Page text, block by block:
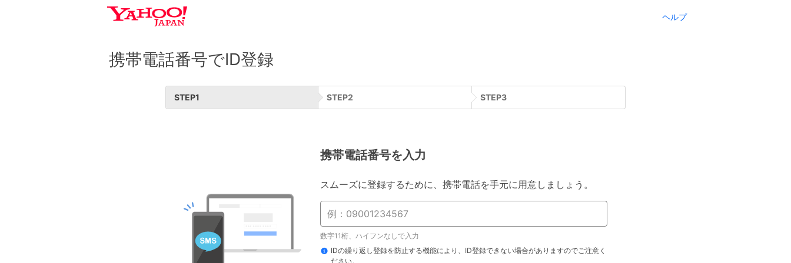
ヘルプ
携帯電話番号でID登録
STEP1 STEP2 STEP3
携帯電話番号を入力
スムーズに登録するために、携帯電話を手元に用意しましょう。
数字11桁、ハイフンなしで入力
IDの繰り返し登録を防止する機能により、ID登録できない場合がありますのでご注意く
ださい。